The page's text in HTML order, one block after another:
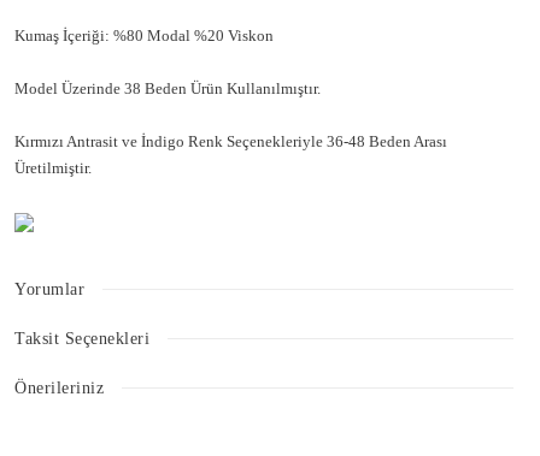
Kumaş İçeriği: %80 Modal %20 Viskon
Model Üzerinde 38 Beden Ürün Kullanılmıştır.
Kırmızı Antrasit ve İndigo Renk Seçenekleriyle 36-48 Beden Arası
Üretilmiştir.
Yorumlar
Taksit Seçenekleri
Önerileriniz